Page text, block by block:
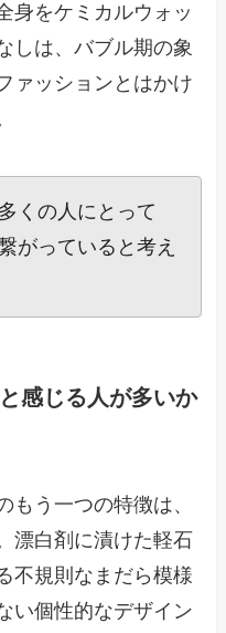
身をケミカルウォッ
しは、バブル期の象
ァッションとはかけ
くの人にとって
がっていると考え
感じる人が多いか
もう一つの特徴は、
漂白剤に漬けた軽石
不規則なまだら模様
い個性的なデザイン